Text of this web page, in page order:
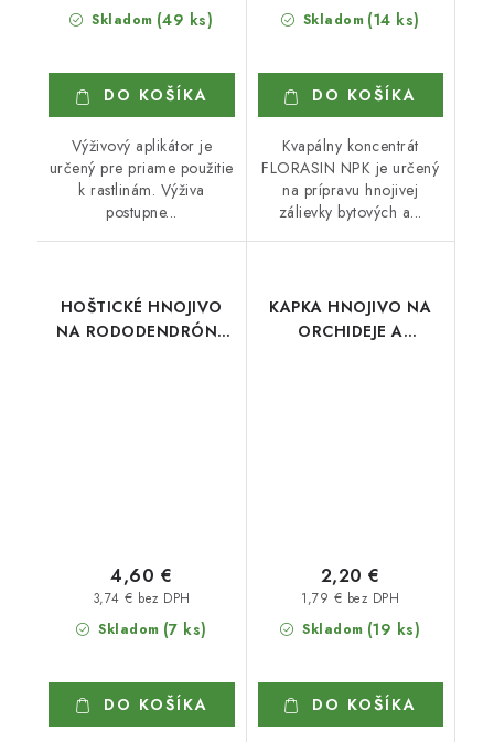
Skladom (49 ks)
DO KOŠÍKA
Výživový aplikátor je
určený pre priame použitie
k rastlinám. Výživa
postupne...
Skladom (14 ks)
DO KOŠÍKA
Kvapálny koncentrát
FLORASIN NPK je určený
na prípravu hnojivej
zálievky bytových a...
HOŠTICKÉ HNOJIVO
NA RODODENDRÓNY
Skladom (7 ks)
3,74 € bez DPH
4,60 €
DO KOŠÍKA
KAPKA HNOJIVO NA
ORCHIDEJE A
Skladom (19 ks)
1,79 € bez DPH
2,20 €
DO KOŠÍKA